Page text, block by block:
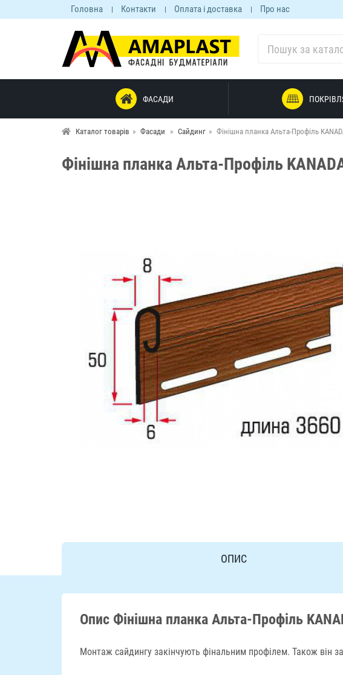
Головна Контакти Оплата і доставка Про нас
ФАСАДИ
Каталог товарів Фасади Сайдинг Фінішна планка Альта-Профіль
Фінішна планка Альта-Профіль
ОПИС
Опис Фінішна планка Альта-Профіль
Монтаж сайдингу закінчують фінальним профілем. Також він